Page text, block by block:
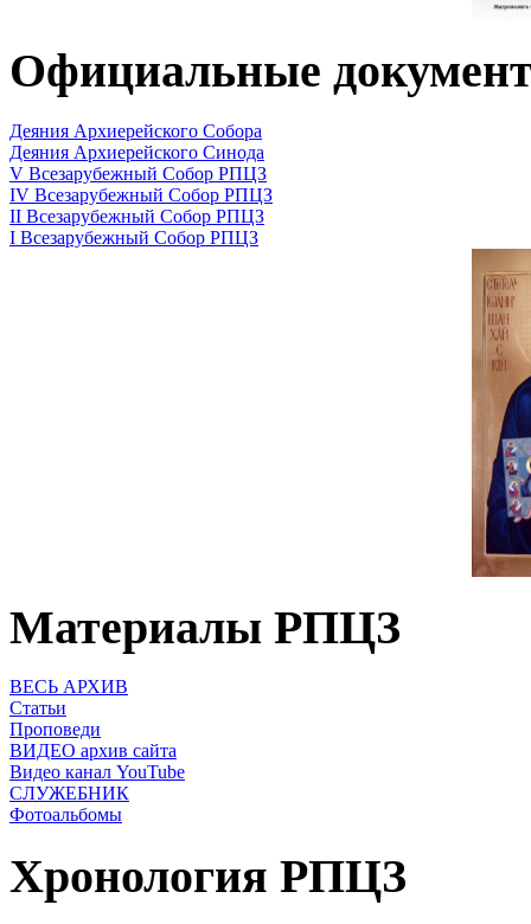
Официальные
Деяния Архиерейского Собора
Деяния Архиерейского Синода
V Всезарубежный Собор РПЦЗ
IV Всезарубежный Собор РПЦЗ
II Всезарубежный Собор РПЦЗ
I Всезарубежный Собор РПЦЗ
Материалы РПЦЗ
ВЕСЬ АРХИВ
Статьи
Проповеди
ВИДЕО архив сайта
Видео канал YouTube
СЛУЖЕБНИК
Фотоальбомы
Хронология РПЦЗ